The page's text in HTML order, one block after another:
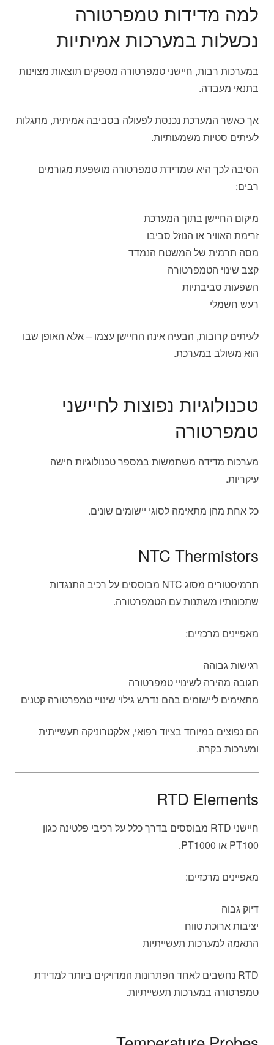
למה מדידות טמפרטורה
נכשלות במערכות אמיתיות
במערכות רבות, חיישני טמפרטורה מספקים תוצאות מצוינות
בתנאי מעבדה.
אך כאשר המערכת נכנסת לפעולה בסביבה אמיתית, מתגלות
לעיתים סטיות משמעותיות.
הסיבה לכך היא שמדידת טמפרטורה מושפעת מגורמים
רבים:
מיקום החיישן בתוך המערכת
זרימת האוויר או הנוזל סביבו
מסה תרמית של המשטח הנמדד
קצב שינוי הטמפרטורה
השפעות סביבתיות
רעש חשמלי
לעיתים קרובות, הבעיה אינה החיישן עצמו – אלא האופן שבו
הוא משולב במערכת.
טכנולוגיות נפוצות לחיישני
טמפרטורה
מערכות מדידה משתמשות במספר טכנולוגיות חישה
עיקריות.
כל אחת מהן מתאימה לסוגי יישומים שונים.
NTC Thermistors
תרמיסטורים מסוג NTC מבוססים על רכיב התנגדות
שתכונותיו משתנות עם הטמפרטורה.
מאפיינים מרכזיים:
רגישות גבוהה
תגובה מהירה לשינויי טמפרטורה
מתאימים ליישומים בהם נדרש גילוי שינויי טמפרטורה קטנים
הם נפוצים במיוחד בציוד רפואי, אלקטרוניקה תעשייתית
ומערכות בקרה.
RTD Elements
חיישני RTD מבוססים בדרך כלל על רכיבי פלטינה כגון
PT100 או PT1000.
מאפיינים מרכזיים:
דיוק גבוה
יציבות ארוכת טווח
התאמה למערכות תעשייתיות
RTD נחשבים לאחד הפתרונות המדויקים ביותר למדידת
טמפרטורה במערכות תעשייתיות.